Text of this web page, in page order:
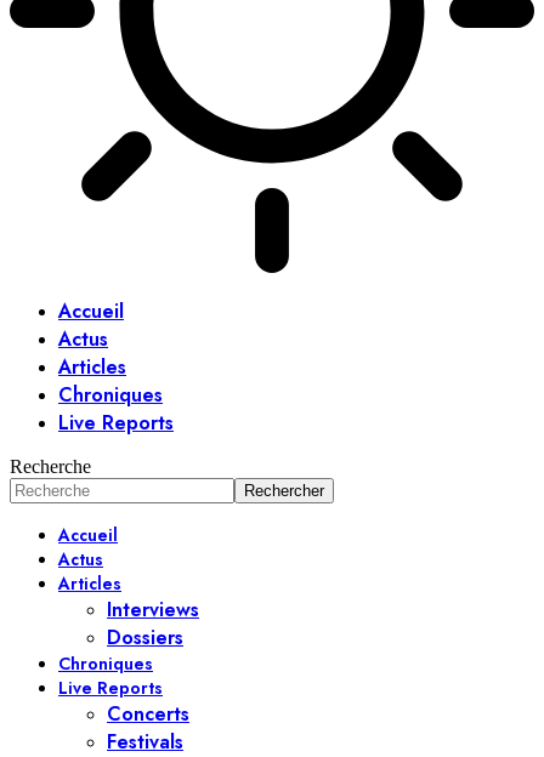
Accueil
Actus
Articles
Chroniques
Live Reports
Recherche
Accueil
Actus
Articles
Interviews
Dossiers
Chroniques
Live Reports
Concerts
Festivals